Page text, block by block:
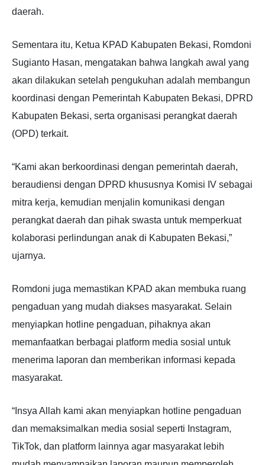
daerah.
Sementara itu, Ketua KPAD Kabupaten Bekasi, Romdoni
Sugianto Hasan, mengatakan bahwa langkah awal yang
akan dilakukan setelah pengukuhan adalah membangun
koordinasi dengan Pemerintah Kabupaten Bekasi, DPRD
Kabupaten Bekasi, serta organisasi perangkat daerah
(OPD) terkait.
“Kami akan berkoordinasi dengan pemerintah daerah,
beraudiensi dengan DPRD khususnya Komisi IV sebagai
mitra kerja, kemudian menjalin komunikasi dengan
perangkat daerah dan pihak swasta untuk memperkuat
kolaborasi perlindungan anak di Kabupaten Bekasi,”
ujarnya.
Romdoni juga memastikan KPAD akan membuka ruang
pengaduan yang mudah diakses masyarakat. Selain
menyiapkan hotline pengaduan, pihaknya akan
memanfaatkan berbagai platform media sosial untuk
menerima laporan dan memberikan informasi kepada
masyarakat.
“Insya Allah kami akan menyiapkan hotline pengaduan
dan memaksimalkan media sosial seperti Instagram,
TikTok, dan platform lainnya agar masyarakat lebih